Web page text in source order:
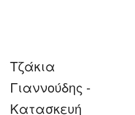
Τζάκια
Γιαννούδης -
Κατασκευή